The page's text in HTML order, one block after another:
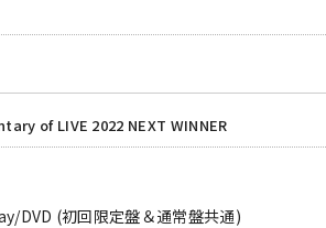
of LIVE 2022 NEXT WINNER
DVD (初回限定盤＆通常盤共通)